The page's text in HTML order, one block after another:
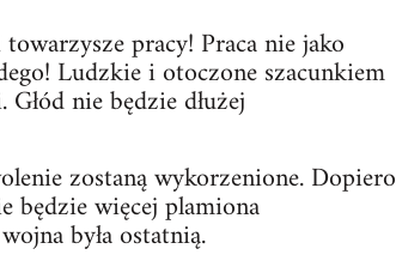
pracy! Praca nie jako
Ludzkie i otoczone szacunkiem
nie będzie dłużej
zostaną wykorzenione. Dopiero
będzie więcej plamiona
była ostatnią.